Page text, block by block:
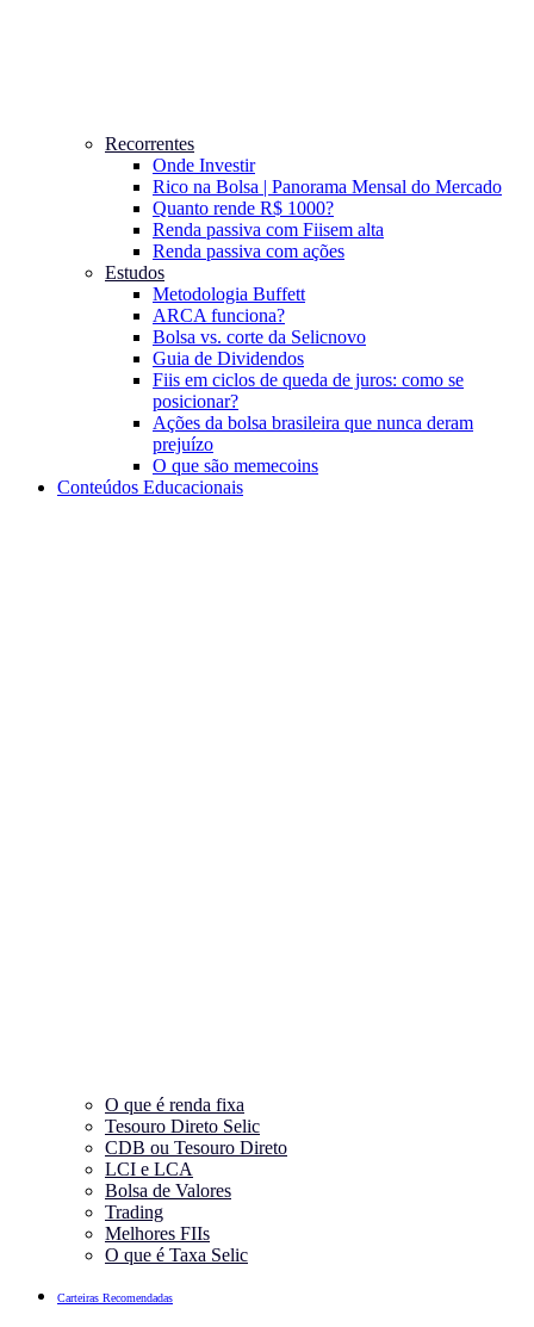
Recorrentes
Onde Investir
Rico na Bolsa | Panorama Mensal do Mercado
Quanto rende R$ 1000?
Renda passiva com Fiisem alta
Renda passiva com ações
Estudos
Metodologia Buffett
ARCA funciona?
Bolsa vs. corte da Selicnovo
Guia de Dividendos
Fiis em ciclos de queda de juros: como se
posicionar?
Ações da bolsa brasileira que nunca deram
prejuízo
O que são memecoins
Conteúdos Educacionais
O que é renda fixa
Tesouro Direto Selic
CDB ou Tesouro Direto
LCI e LCA
Bolsa de Valores
Trading
Melhores FIIs
O que é Taxa Selic
Carteiras Recomendadas